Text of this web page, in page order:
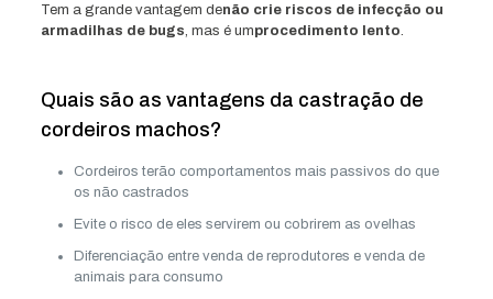
Tem a grande vantagem denão crie riscos de infecção ou
armadilhas de bugs, mas é umprocedimento lento.
Quais são as vantagens da castração de
cordeiros machos?
Cordeiros terão comportamentos mais passivos do que
os não castrados
Evite o risco de eles servirem ou cobrirem as ovelhas
Diferenciação entre venda de reprodutores e venda de
animais para consumo